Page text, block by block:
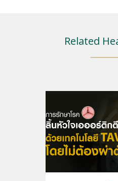
Related